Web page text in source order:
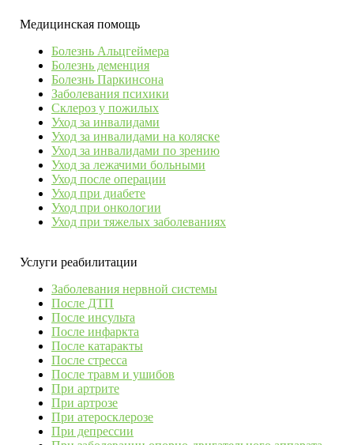
Медицинская помощь
Болезнь Альцгеймера
Болезнь деменция
Болезнь Паркинсона
Заболевания психики
Склероз у пожилых
Уход за инвалидами
Уход за инвалидами на коляске
Уход за инвалидами по зрению
Уход за лежачими больными
Уход после операции
Уход при диабете
Уход при онкологии
Уход при тяжелых заболеваниях
Услуги реабилитации
Заболевания нервной системы
После ДТП
После инсульта
После инфаркта
После катаракты
После стресса
После травм и ушибов
При артрите
При артрозе
При атеросклерозе
При депрессии